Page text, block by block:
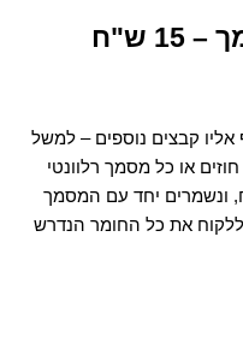
בעת שליחת מסמך ללקוח, ניתן לצרף אליו קבצים נוספים – למשל
אחר. הקבצים מצורפים למייל שנשלח, ונשמרים יחד עם המסמך
לצורך תיעוד. הפיצ'ר מאפשר לשלוח ללקוח את כל החומר הנדרש